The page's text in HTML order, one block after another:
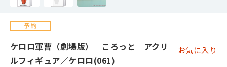
ケロロ軍曹（劇場版） ころっと アクリ
ルフィギュア／ケロロ(061)
お気に入り